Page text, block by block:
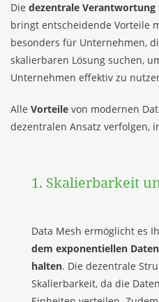
Die dezentrale Verantwortung
bringt entscheidende Vorteile
besonders für Unternehmen,
skalierbaren Lösung suchen,
Unternehmen effektiv zu
Alle Vorteile von modernen
dezentralen Ansatz verfolgen,
1. Skalierbarkeit
Data Mesh ermöglicht es
dem exponentiellen
halten. Die dezentrale
Skalierbarkeit, da die